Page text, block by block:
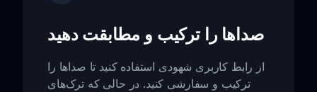
صداها را ترکیب و مطابقت دهید
از رابط کاربری شهودی استفاده کنید تا صداها را
ترکیب و سفارشی کنید. در حالی که ترک‌های